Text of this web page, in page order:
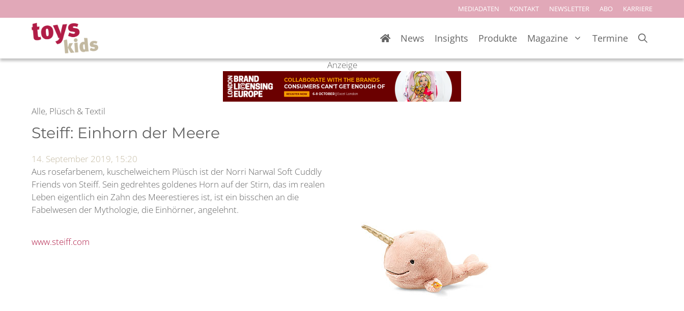
Inhalt
springen
MEDIADATEN KONTAKT NEWSLETTER ABO KARRIERE
News Insights Produkte Magazine Termine
Anzeige
Alle, Plüsch & Textil
Steiff: Einhorn der Meere
14. September 2019, 15:20
Aus rosefarbenem, kuschelweichem Plüsch ist der Norri Narwal Soft Cuddly
Friends von Steiff. Sein gedrehtes goldenes Horn auf der Stirn, das im realen
Leben eigentlich ein Zahn des Meerestieres ist, ist ein bisschen an die
Fabelwesen der Mythologie, die Einhörner, angelehnt.
www.steiff.com